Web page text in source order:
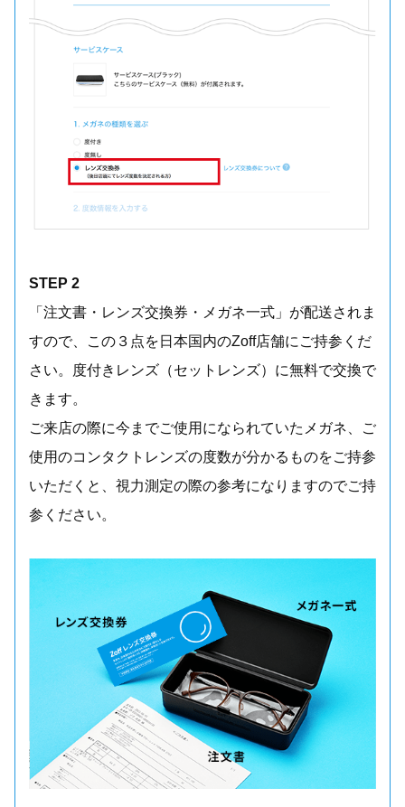
STEP 2
「注文書・レンズ交換券・メガネ一式」が配送されま
すので、この３点を日本国内のZoff店舗にご持参くだ
さい。度付きレンズ（セットレンズ）に無料で交換で
きます。
ご来店の際に今までご使用になられていたメガネ、ご
使用のコンタクトレンズの度数が分かるものをご持参
いただくと、視力測定の際の参考になりますのでご持
参ください。